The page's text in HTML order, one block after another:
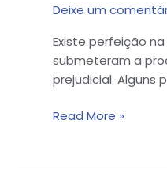
Deixe um
Existe perfeição
submeteram a
prejudicial.
Read More »